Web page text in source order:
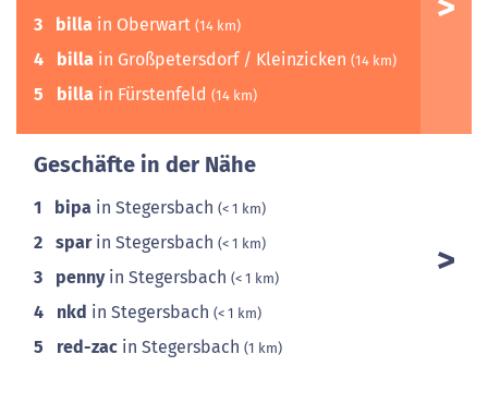
3 billa in Oberwart (14 km)
4 billa in Großpetersdorf / Kleinzicken (14 km)
5 billa in Fürstenfeld (14 km)
Geschäfte in der Nähe
1 bipa in Stegersbach (< 1 km)
2 sparin Stegersbach (< 1 km)
3 pennyin Stegersbach (< 1 km)
4 nkd in Stegersbach (< 1 km)
5 red-zac in Stegersbach (1 km)